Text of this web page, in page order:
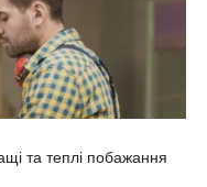
та теплі побажання